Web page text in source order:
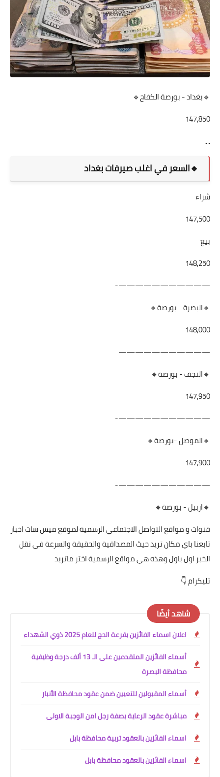
🔹بغداد - بورصة الكفاح🔹
147,850
....
🔹السعر في اغلب صيرفات بغداد
شراء
147,500
بيع
148,250
———————————-
🔸البصرة - بورصة🔸
148,000
———————————
🔸النجف - بورصة🔸
147,950
———————————-
🔸الموصل -بورصة🔸
147,900
———————————-
🔸اربيل - بورصة🔸
قنوات و مواقع التواصل الاجتماعي الرسمية لموقع ميس سات اخبار
تابعنا باي مكان تريد حيث المصداقية والحقيقة والسرعة في نقل
الخبر اول باول وهذه هي مواقع الرسمية اختر ماتريد
تليكرام 👇
شاهد أيضًا
اعلان اسماء الفائزين بقرعة الحج للعام 2025 ذوي الشهداء
أسماء الفائزين المتقدمين على الـ 13 ألف درجة وظيفية
محافظة البصرة
أسماء المقبولين للتعيين ضمن عقود محافظة الأنبار
مباشرة عقود الرعاية بصفة رجل امن الوجبة الاولى
اسماء الفائزين بالعقود تربية محافظة بابل
اسماء الفائزين بالعقود محافظة بابل